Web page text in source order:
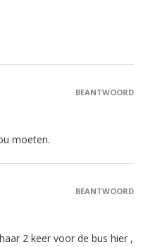
moeten.
BEANTWOORD
2 keer voor de bus hier ,
BEANTWOORD